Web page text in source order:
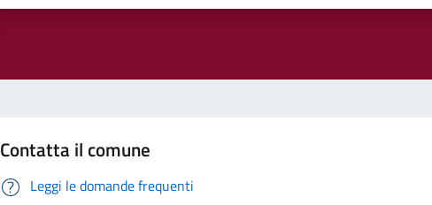
Contatta il comune
Leggi le domande frequenti